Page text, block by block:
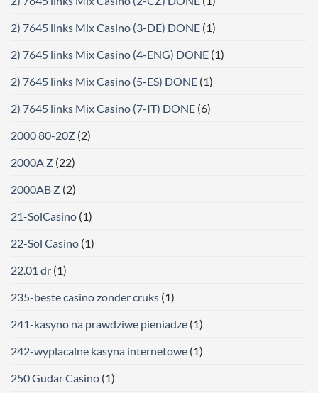
2) 7645 links Mix Casino (3-DE) DONE (1)
2) 7645 links Mix Casino (4-ENG) DONE (1)
2) 7645 links Mix Casino (5-ES) DONE (1)
2) 7645 links Mix Casino (7-IT) DONE (6)
2000 80-20Z (2)
2000A Z (22)
2000AB Z (2)
21-SolCasino (1)
22-Sol Casino (1)
22.01 dr (1)
235-beste casino zonder cruks (1)
241-kasyno na prawdziwe pieniadze (1)
242-wyplacalne kasyna internetowe (1)
250 Gudar Casino (1)